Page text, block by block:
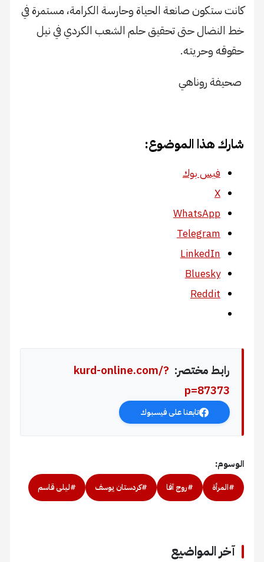
كانت ستكون صانعة الحياة وحارسة الكرامة، مستمرة في
خط النضال حتى تحقيق حلم الشعب الكردي في نيل
حقوقه وحريته.
​ صحيفة روناهي
شارك هذا الموضوع:
فيس بوك
X
WhatsApp
Telegram
LinkedIn
Bluesky
Reddit
رابط مختصر: kurd-online.com/?
p=87373
تابعنا على فيسبوك
الوسوم:
#المرأة #روج آفا #كردستان يوسف #ليلى قاسم
آخر المواضيع